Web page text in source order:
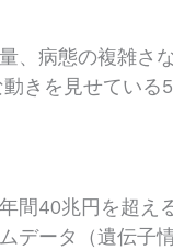
、病態の複雑さ
きを見せている
間40兆円を超え
データ（遺伝子